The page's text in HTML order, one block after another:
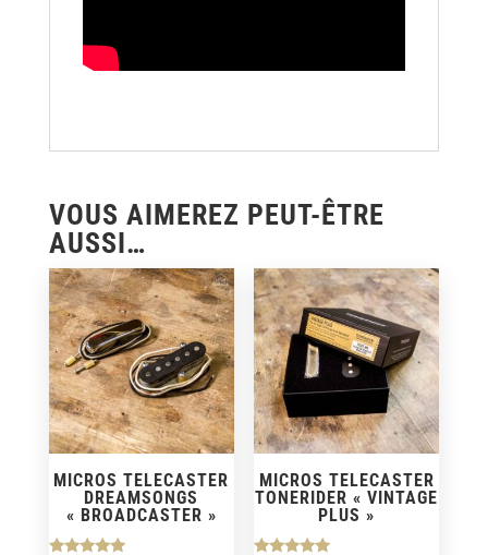
VOUS AIMEREZ PEUT-ÊTRE
AUSSI…
MICROS TELECASTER
DREAMSONGS
« BROADCASTER »
MICROS TELECASTER
TONERIDER « VINTAGE
PLUS »